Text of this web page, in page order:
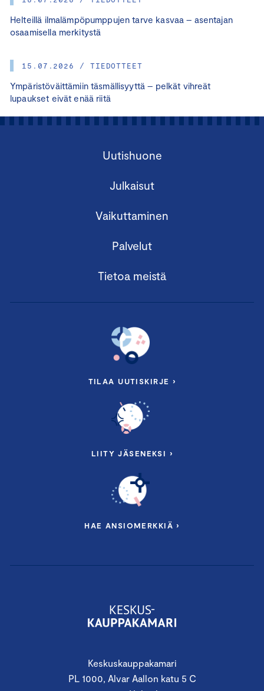
Helteillä ilmalämpöpumppujen tarve kasvaa – asentajan
osaamisella merkitystä
15.07.2026 / TIEDOTTEET
Ympäristöväittämiin täsmällisyyttä – pelkät vihreät
lupaukset eivät enää riitä
Keskuskauppakamari
PL 1000, Alvar Aallon katu 5 C
Uutishuone
Julkaisut
Vaikuttaminen
Palvelut
Tietoa meistä
TILAA UUTISKIRJE ›
LIITY JÄSENEKSI ›
HAE ANSIOMERKKIÄ ›